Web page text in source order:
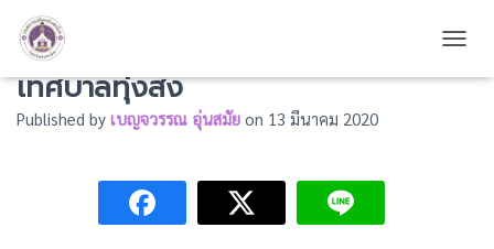
ร่วมต้อนรับคณะศึกษาดูงานจาก
เทศบาลทุ่งสง
Published by เบญจวรรณ อุ่นสมัย on 13 มีนาคม 2020